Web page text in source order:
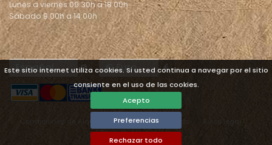
Este sitio internet utiliza cookies. Si usted continua a navegar por el sitio
consiente en el uso de las cookies.
Acepto
Preferencias
Rechazar todo
Lunes a viernes 09:30h a 18:00h
Sábado 9:00h a 14:00h
Languages Currencies
Protección de datos
Preferencias de cookies